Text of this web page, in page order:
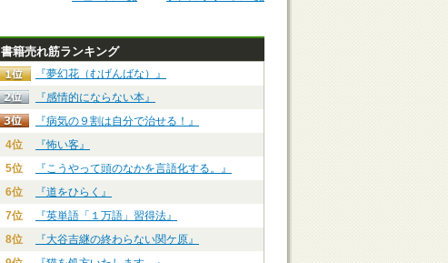
書籍売れ筋ランキング
『夢幻花（むげんばな）』
『感情的にならない本』
『病気の９割は自分で治せる！』
4位
『怖い客』
5位
『こうやって頭のなかを言語化する。』
6位
『道をひらく』
7位
『英単語「１万語」習得法』
8位
『大谷吉継の終わらない関ケ原』